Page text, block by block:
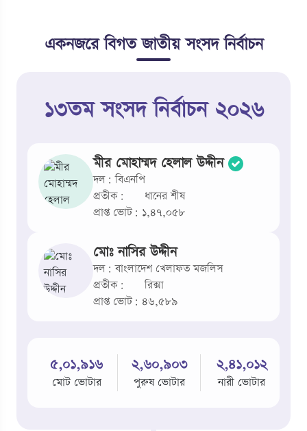
একনজরে বিগত জাতীয় সংসদ নির্বাচন
১৩তম সংসদ নির্বাচন ২০২৬
মীর মোহাম্মদ হেলাল উদ্দীন
দল: বিএনপি
প্রতীক:
ধানের শীষ
প্রাপ্ত ভোট: ১,৪৭,০৫৮
মোঃ নাসির উদ্দীন
দল: বাংলাদেশ খেলাফত মজলিস
প্রতীক:
রিক্সা
প্রাপ্ত ভোট: ৪৬,৫৮৯
৫,০১,৯১৬
মোট ভোটার
২,৬০,৯০৩
পুরুষ ভোটার
২,৪১,০১২
নারী ভোটার